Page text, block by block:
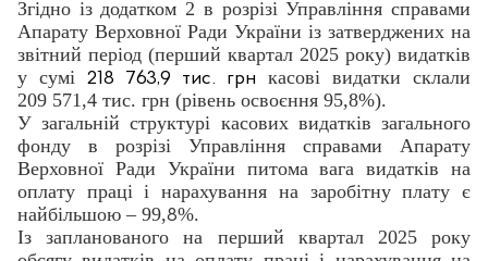
Згідно із додатком 2 в розрізі Управління справами
Апарату Верховної Ради України із затверджених на
звітний період (перший квартал 2025 року) видатків
у сумі 218 763,9 тис. грн касові видатки склали
209 571,4 тис. грн (рівень освоєння 95,8%).
У загальній структурі касових видатків загального
фонду в розрізі Управління справами Апарату
Верховної Ради України питома вага видатків на
оплату праці і нарахування на заробітну плату є
найбільшою – 99,8%.
Із запланованого на перший квартал 2025 року